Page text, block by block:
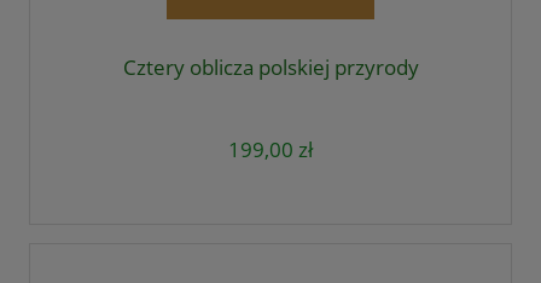
Cztery oblicza polskiej przyrody
199,00 zł